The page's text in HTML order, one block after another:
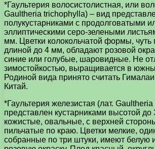
*Гаультерия волосистолистная, или
Gaultheria trichophylla) – вид
полукустарниками с продолговатыми
эллиптическими серо-зелеными
мм. Цветки колокольчатой формы,
длиной до 4 мм, обладают розовой
синие или голубые, шаровидные. Не
зимостойкостью, выращивается в
Родиной вида принято считать
Китай.
*Гаультерия железистая (лат.
представлен кустарниками высотой до
кожистые, овальные, с верхней
пильчатые по краю. Цветки мелкие,
собранные по три штуки, имеют белую